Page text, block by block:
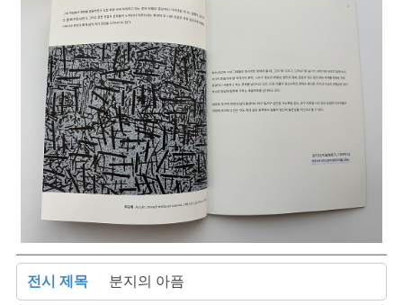
전시 제목 분지의 아픔